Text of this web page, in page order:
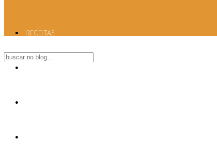
RECEITAS